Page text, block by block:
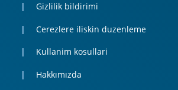
Gizlilik bildirimi
Cerezlere iliskin duzenleme
Kullanim kosullari
Hakkımızda